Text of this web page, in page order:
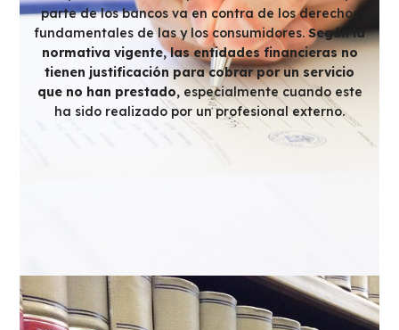
parte de los bancos va en contra de los derechos
fundamentales de las y los consumidores. Según la
normativa vigente, las entidades financieras no
tienen justificación para cobrar por un servicio
que no han prestado, especialmente cuando este
ha sido realizado por un profesional externo.